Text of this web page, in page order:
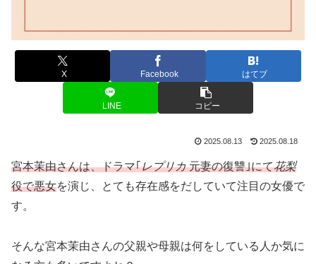
X Facebook はてブ
LINE コピー
2025.08.13 2025.08.18
宮本茉由さんは、ドラマ｢レプリカ元妻の復讐｣にて花梨
役で悪女を演じ、とても存在感をだしていて注目の女優で
す。
そんな宮本茉由さんの父親や母親は何をしている人か気に